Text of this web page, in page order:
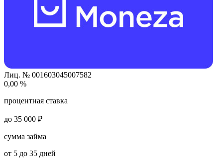
Лиц. № 001603045007582
0,00 %
процентная ставка
до 35 000 ₽
сумма займа
от 5 до 35 дней